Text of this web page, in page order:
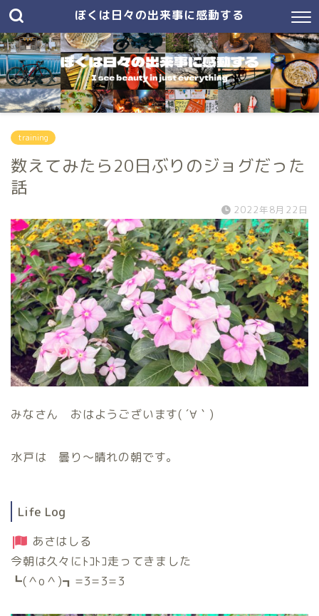
ぼくは日々の出来事に感動する
training
数えてみたら20日ぶりのジョグだった
話
2022年8月22日
みなさん おはようございます( ´∀｀)
水戸は 曇り〜晴れの朝です。
Life Log
あさはしる
今朝は久々にﾄｺﾄｺ走ってきました
┗(＾o＾)┓=3=3=3